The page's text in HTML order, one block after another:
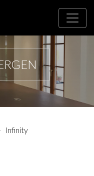
Infinity